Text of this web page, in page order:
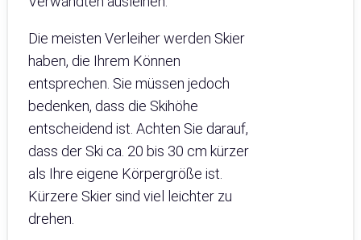
Die meisten Verleiher werden Skier
haben, die Ihrem Können
entsprechen. Sie müssen jedoch
bedenken, dass die Skihöhe
entscheidend ist. Achten Sie darauf,
dass der Ski ca. 20 bis 30 cm kürzer
als Ihre eigene Körpergröße ist.
Kürzere Skier sind viel leichter zu
drehen.